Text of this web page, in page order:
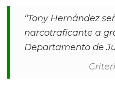
“Tony Hernández
narcotraficante a
Departamento de